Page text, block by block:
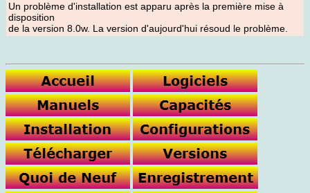
Un problème d'installation est apparu après la première mise à
disposition
de la version 8.0w. La version d'aujourd'hui résoud le problème.